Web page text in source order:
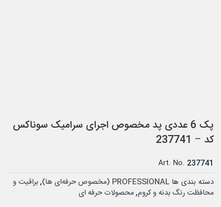
پک 6 عددی پد مخصوص اجرای سرامیک سوناکس
کد – 237741
Art. No. 237741
دسته بندی ها PROFESSIONAL (مخصوص حرفه‌ای ها) ,براقیت و
محافظت رنگ بدنه و کروم,محصولات حرفه ای